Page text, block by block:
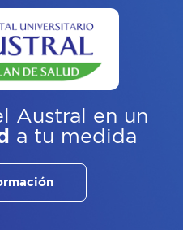
Austral
en un
a tu medida